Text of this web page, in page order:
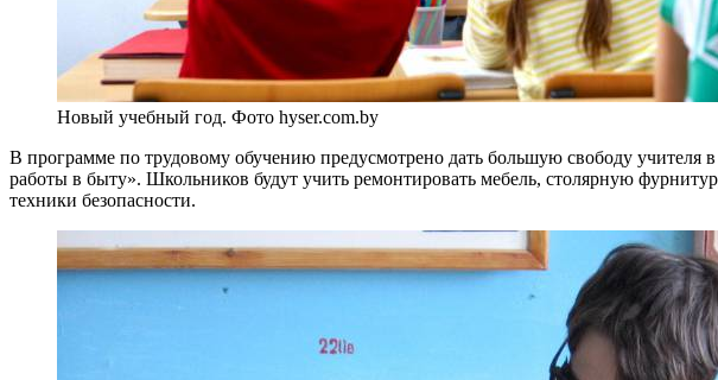
Новый учебный год. Фото hyser.com.by
В программе по трудовому обучению предусмотрено дать большую свободу
работы в быту». Школьников будут учить ремонтировать мебель, столярную
техники безопасности.